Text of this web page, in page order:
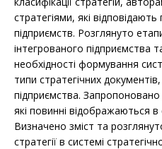
стратегіями, які
підприємств. Розглянуто
інтегрованого підприємства
необхідності формування
типи стратегічних
підприємства.
які повинні відображаються
Визначено зміст та
стратегії в системі